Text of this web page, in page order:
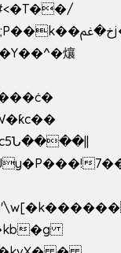
爙
�g